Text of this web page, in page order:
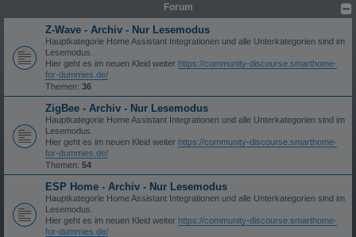
Forum
Z-Wave - Archiv - Nur Lesemodus
Hauptkategorie Home Assistant Integrationen und alle Unterkategorien sind im
Lesemodus.
Hier geht es im neuen Kleid weiter https://community-discourse.smarthome-
for-dummies.de/
Themen: 36
ZigBee - Archiv - Nur Lesemodus
Hauptkategorie Home Assistant Integrationen und alle Unterkategorien sind im
Lesemodus.
Hier geht es im neuen Kleid weiter https://community-discourse.smarthome-
for-dummies.de/
Themen: 54
ESP Home - Archiv - Nur Lesemodus
Hauptkategorie Home Assistant Integrationen und alle Unterkategorien sind im
Lesemodus.
Hier geht es im neuen Kleid weiter https://community-discourse.smarthome-
for-dummies.de/